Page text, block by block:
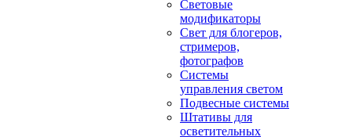
Световые
модификаторы
Свет для блогеров,
стримеров,
фотографов
Системы
управления светом
Подвесные системы
Штативы для
осветительных